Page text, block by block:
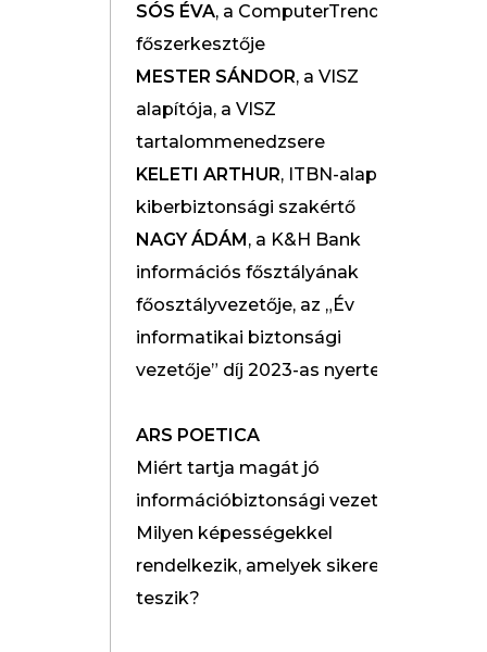
SÓS ÉVA, a ComputerTrends
főszerkesztője
MESTER SÁNDOR, a VISZ
alapítója, a VISZ
tartalommenedzsere
KELETI ARTHUR, ITBN-alapító,
kiberbiztonsági szakértő
NAGY ÁDÁM, a K&H Bank
információs fősztályának
főosztályvezetője, az „Év
informatikai biztonsági
vezetője” díj 2023-as nyertese
ARS POETICA
Miért tartja magát jó
információbiztonsági vezető?
Milyen képességekkel
rendelkezik, amelyek sikeressé
teszik?